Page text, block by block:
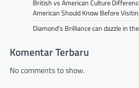
British vs American Culture
American Should Know Before
Diamond’s Brilliance can dazzle in
Komentar Terbaru
No comments to show.